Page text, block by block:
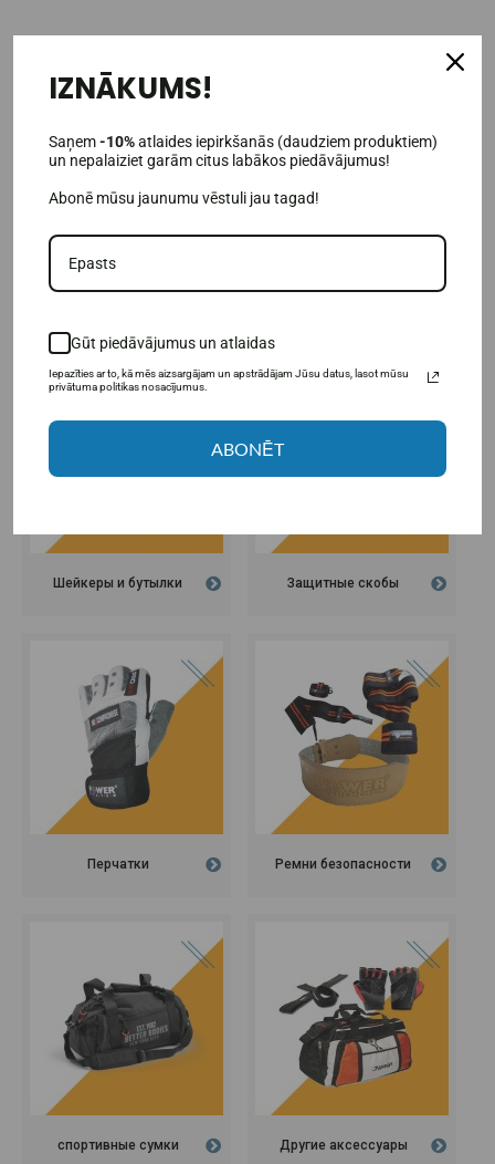
Шейкеры и бутылки Защитные скобы
Перчатки Ремни безопасности
спортивные сумки Другие аксессуары
IZNĀKUMS!
Saņem-10%atlaides iepirkšanās (daudziem produktiem)
un nepalaiziet garām citus labākos piedāvājumus!
Abonē mūsu jaunumu vēstuli jau tagad!
Gūt piedāvājumus un atlaidas
Iepazīties ar to, kā mēs aizsargājam un apstrādājam Jūsu datus, lasot mūsu
privātuma politikas nosacījumus.
ABONĒT